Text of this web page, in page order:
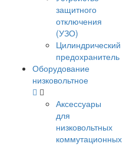
защитного
отключения
(УЗО)
Цилиндрический
предохранитель
Оборудование
низковольтное
Аксессуары
для
низковольтных
коммутационных